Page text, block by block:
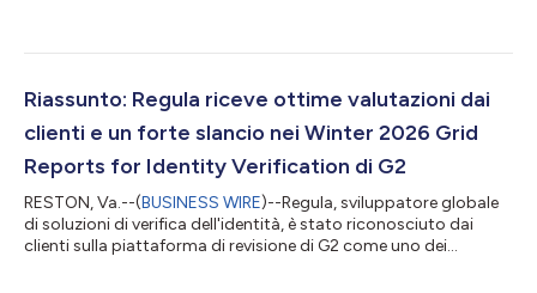
collaborazioni con le agenzie di frontiera di tutto il mondo,
forense dei documenti e della verifica dell'identità. Il contribut...
Riassunto: Regula riceve ottime valutazioni dai
clienti e un forte slancio nei Winter 2026 Grid
Reports for Identity Verification di G2
RESTON, Va.--(BUSINESS WIRE)--Regula, sviluppatore globale
di soluzioni di verifica dell'identità, è stato riconosciuto dai
clienti sulla piattaforma di revisione di G2 come uno dei